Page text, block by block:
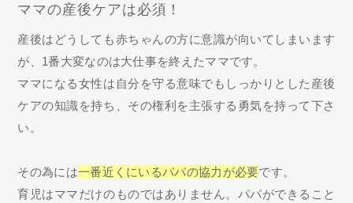
ママの産後ケアは必須！
産後はどうしても赤ちゃんの方に意識が向いてしまいます
が、1番大変なのは大仕事を終えたママです。
ママになる女性は自分を守る意味でもしっかりとした産後
ケアの知識を持ち、その権利を主張する勇気を持って下さ
い。
その為には一番近くにいるパパの協力が必要です。
育児はママだけのものではありません。パパができること